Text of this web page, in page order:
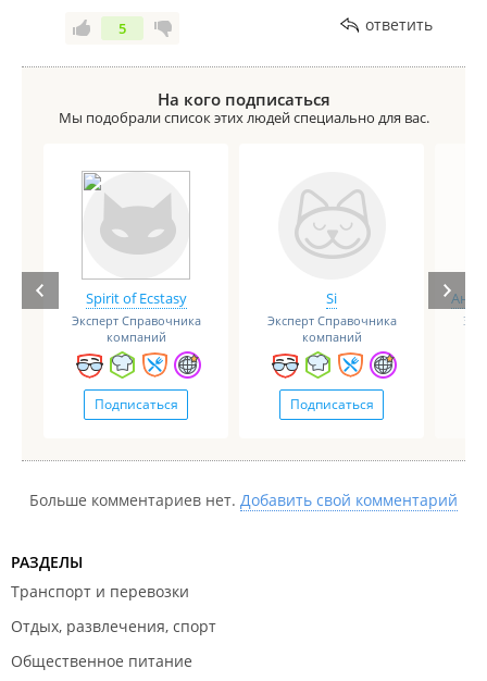
5 ответить
На кого подписаться
Мы подобрали список этих людей специально для вас.
Spirit of Ecstasy
Эксперт Справочника
компаний
Подписаться
Si
Эксперт Справочника
компаний
Подписаться
Больше комментариев нет. Добавить свой комментарий
РАЗДЕЛЫ
Транспорт и перевозки
Отдых, развлечения, спорт
Общественное питание